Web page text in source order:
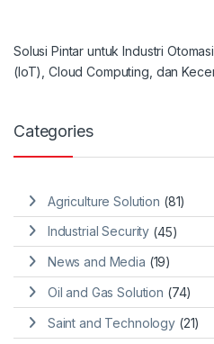
Solusi Pintar untuk Industri
(IoT), Cloud Computing, dan
Categories
Agriculture Solution (81)
Industrial Security (45)
News and Media (19)
Oil and Gas Solution (74)
Saint and Technology (21)